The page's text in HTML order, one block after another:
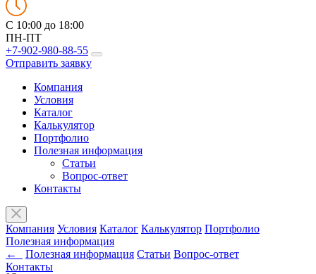
C 10:00 до 18:00
ПН-ПТ
+7-902-980-88-55
Отправить заявку
Компания
Условия
Каталог
Калькулятор
Портфолио
Полезная информация
Статьи
Вопрос-ответ
Контакты
Компания Условия Каталог Калькулятор Портфолио
Полезная информация
←
Полезная информация Статьи Вопрос-ответ
Контакты